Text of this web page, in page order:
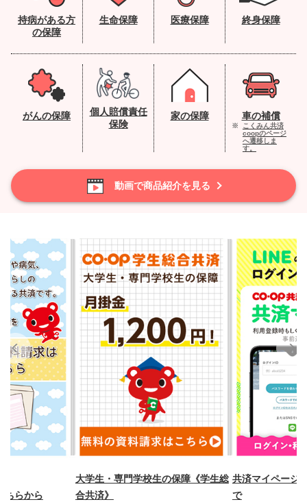
ちらから
大学生・専門学校生の保障《学生総
合共済》
共済マイページ
で
持病がある方
の保障
生命保障 医療保障 終身保障
がんの保障 個人賠償責任
保険
家の保障 車の補償
※
こくみん共済
coopのページ
へ遷移しま
す。
動画で商品紹介を見る